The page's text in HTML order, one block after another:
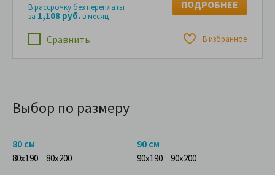
Сравнить В избранное
В рассрочку без переплаты
за 1,108 руб.в месяц
ПОДРОБНЕЕ
Выбор по размеру
80 см
80x190 80x200
90 см
90x190 90x200